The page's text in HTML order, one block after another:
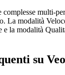
complesse multi-
La modalità
e la modalità
su